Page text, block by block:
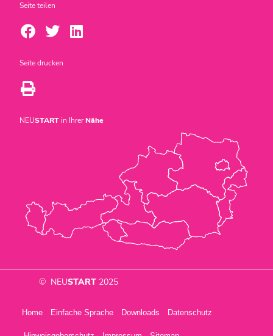
Seite teilen
Seite drucken
NEUSTARTin IhrerNähe
Home Einfache Sprache Downloads Datenschutz
© NEUSTART 2025